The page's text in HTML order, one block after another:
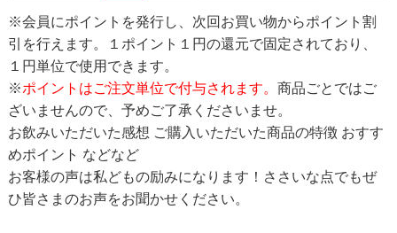
※会員にポイントを発行し、次回お買い物からポイント割
引を行えます。１ポイント１円の還元で固定されており、
１円単位で使用できます。
※ポイントはご注文単位で付与されます。 商品ごとではご
ざいませんので、予めご了承くださいませ。
お飲みいただいた感想 ご購入いただいた商品の特徴 おすす
めポイント などなど
お客様の声は私どもの励みになります！ささいな点でもぜ
ひ皆さまのお声をお聞かせください。